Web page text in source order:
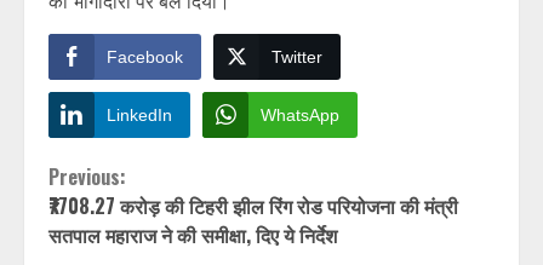
Facebook Twitter
LinkedIn WhatsApp
Continue
Reading
Previous:
₹7708.27 करोड़ की टिहरी झील रिंग रोड परियोजना की मंत्री
सतपाल महाराज ने की समीक्षा, दिए ये निर्देश